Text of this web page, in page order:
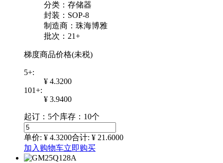
分类：存储器
封装：SOP-8
制造商：珠海博雅
批次：21+
梯度商品价格(未税)
5+:
¥ 4.3200
101+:
¥ 3.9400
起订：5个库存：10个
单价: ¥ 4.3200合计: ¥ 21.6000
加入购物车立即购买